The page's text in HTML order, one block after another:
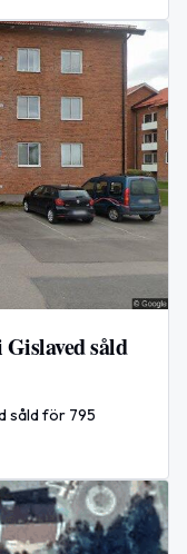
såld
såld för 795